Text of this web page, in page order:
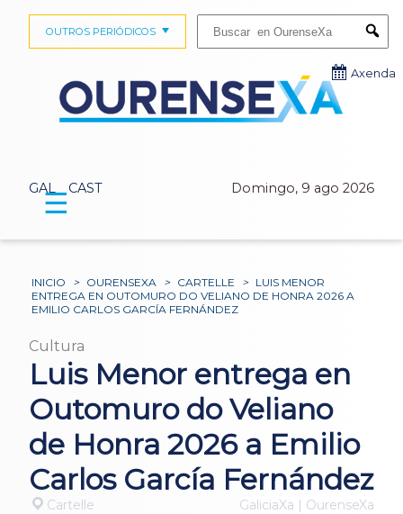
GAL CAST Domingo, 9 ago 2026
OUTROS PERIÓDICOS
Axenda
☰
INICIO > OURENSEXA > CARTELLE > LUIS MENOR
ENTREGA EN OUTOMURO DO VELIANO DE HONRA 2026 A
EMILIO CARLOS GARCÍA FERNÁNDEZ
Cultura
Luis Menor entrega en
Outomuro do Veliano
de Honra 2026 a Emilio
Carlos García Fernández
Cartelle GaliciaXa | OurenseXa